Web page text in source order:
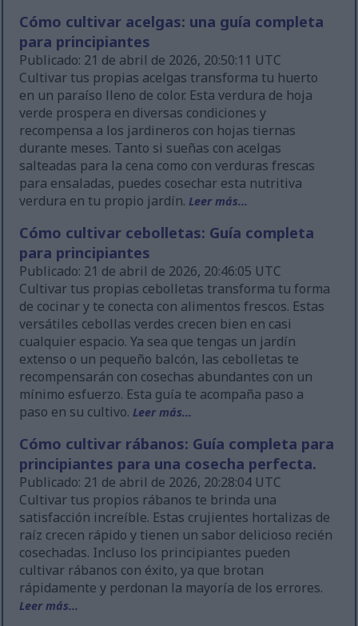
Cómo cultivar acelgas: una guía completa
para principiantes
Publicado: 21 de abril de 2026, 20:50:11 UTC
Cultivar tus propias acelgas transforma tu huerto
en un paraíso lleno de color. Esta verdura de hoja
verde prospera en diversas condiciones y
recompensa a los jardineros con hojas tiernas
durante meses. Tanto si sueñas con acelgas
salteadas para la cena como con verduras frescas
para ensaladas, puedes cosechar esta nutritiva
verdura en tu propio jardín.Leer más...
Cómo cultivar cebolletas: Guía completa
para principiantes
Publicado: 21 de abril de 2026, 20:46:05 UTC
Cultivar tus propias cebolletas transforma tu forma
de cocinar y te conecta con alimentos frescos. Estas
versátiles cebollas verdes crecen bien en casi
cualquier espacio. Ya sea que tengas un jardín
extenso o un pequeño balcón, las cebolletas te
recompensarán con cosechas abundantes con un
mínimo esfuerzo. Esta guía te acompaña paso a
paso en su cultivo.Leer más...
Cómo cultivar rábanos: Guía completa para
principiantes para una cosecha perfecta.
Publicado: 21 de abril de 2026, 20:28:04 UTC
Cultivar tus propios rábanos te brinda una
satisfacción increíble. Estas crujientes hortalizas de
raíz crecen rápido y tienen un sabor delicioso recién
cosechadas. Incluso los principiantes pueden
cultivar rábanos con éxito, ya que brotan
rápidamente y perdonan la mayoría de los errores.
Leer más...